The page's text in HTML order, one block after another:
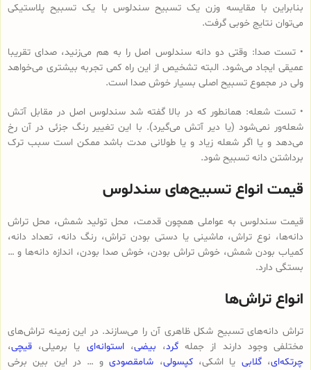
بنابراین با مقایسه وزن یک تسبیح سندلوس با یک تسبیح پلاستیکی
می‌توان نتایج خوبی گرفت.
• تست صدا: وقتی دو دانه سندلوس اصل را به هم می‌زنید، صدای تقریبا
عمیقی ایجاد می‌شود. البته تشخیص از این راه کمی تجربه بیشتری می‌خواهد
ولی در مجموع تسبیح اصلی بسیار خوش صدا است.
• تست شعله: همانطور که در بالا گفته شد سندلوس اصل در مقابل آتش
شعله‌ور نمی‌شود (یا دیر آتش می‌گیرد). با این تغییر رنگ جزئی در آن رخ
می‌دهد و یا اگر شعله زیاد و یا طولانی مدت باشد ممکن است سبب ترک
برداشتن دانه تسبیح شود.
قیمت انواع تسبیح‌های سندلوس
قیمت سندلوس به عواملی همچون قدمت، محل تولید شمش، محل تراش
دانه‌ها، نوع تراش، ماشینی یا دستی بودن تراش، رنگ دانه، تعداد دانه،
کمیاب بودن شمش، خوش تراش بودن، خوش صدا بودن، اندازه دانه‌ها و …
بستگی دارد.
انواع تراش‌ها
تراش دانه‌های تسبیح شکل ظاهری آن را می‌سازند. در این زمینه تراش‌های
مختلفی وجود دارند از جمله گرد، بیضی،استوانه‌ای یا برمیلی، قیچی،
چرتکه‌ای،گلابی یا اشکی،کپسولی، شامقصودیو … در این بین برخی